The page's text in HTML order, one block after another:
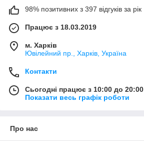
98% позитивних з 397 відгуків за рік
Працює з 18.03.2019
м. Харків
Ювілейний пр., Харків, Україна
Контакти
Сьогодні працює з 10:00 до 20:00
Показати весь графік роботи
Про нас